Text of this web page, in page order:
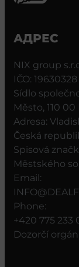
АДРЕС
NIX group
IČO: 19630328
Sídlo
Město, 110
Adresa:
Česká
Spisová
Městského
Email:
Phone:
+420 775 233
Dozorčí